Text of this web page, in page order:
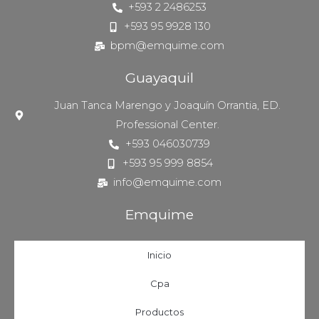
+593 2 2486253
+593 95 9928 130
bpm@emquime.com
Guayaquil
Juan Tanca Marengo y Joaquín Orrantia, ED.
Professional Center.
+593 046030739
+593 95 999 8854
info@emquime.com
Emquime
Inicio
Cpa
Productos